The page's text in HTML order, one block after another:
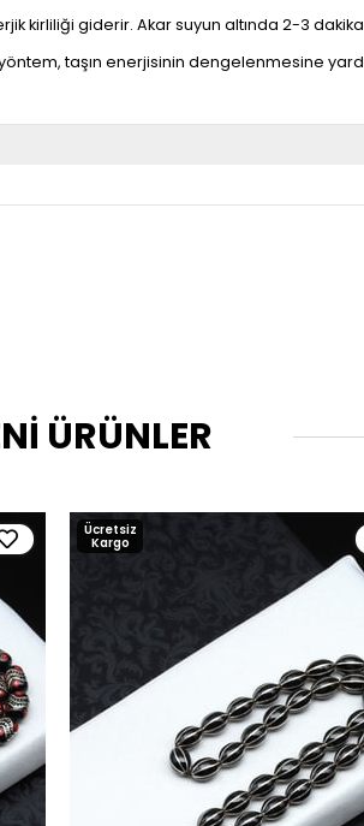
kirliliği giderir. Akar suyun altında 2-3 dakika
taşın enerjisinin dengelenmesine
ÜRÜNLER
Ücretsiz
Kargo